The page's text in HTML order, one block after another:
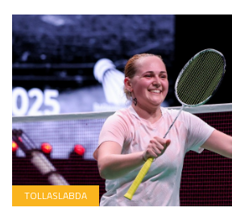
TOLLASLABDA